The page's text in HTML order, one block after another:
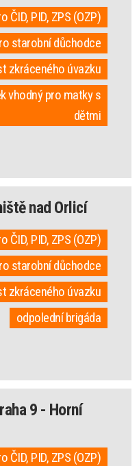
ČID, PID, ZPS (OZP)
starobní důchodce
zkráceného úvazku
vhodný pro matky s
dětmi
nad Orlicí
ČID, PID, ZPS (OZP)
starobní důchodce
zkráceného úvazku
odpolední brigáda
9 - Horní
ČID, PID, ZPS (OZP)